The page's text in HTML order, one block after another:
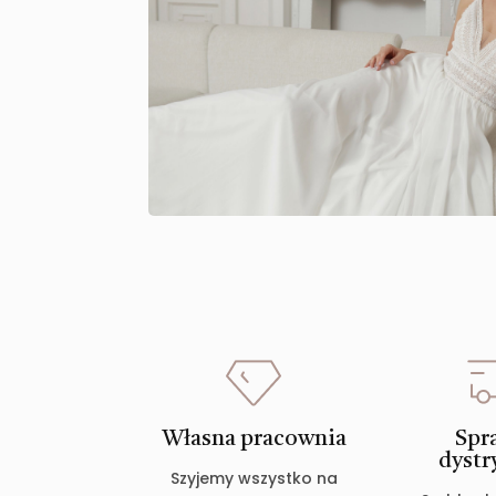
Własna pracownia
Szyjemy wszystko na